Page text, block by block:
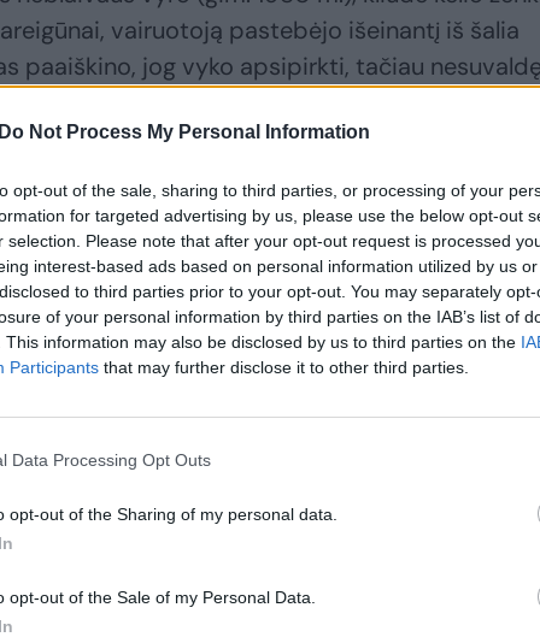
Do Not Process My Personal Information
opt-out of the sale, sharing to third parties, or processing of your
for targeted advertising by us, please use the below opt-out
selection. Please note that after your opt-out request is processed
interest-based ads based on personal information utilized by us
to third parties prior to your opt-out. You may separately
of your personal information by third parties on the IAB’s list of
This information may also be disclosed by us to third parties on the
Participants that may further disclose it to other third parties.
Data Processing Opt Outs
opt-out of the Sharing of my personal data.
opt-out of the Sale of my Personal Data.
vairuotoją pastebėjo išeinantį iš šalia
paaiškino, jog vyko apsipirkti, tačiau
Vairuotojas neneigė, jog yra išgėręs. Jam
– 2,93 prom.
pareigūnai ir toliau vykdė policines priemones,
ir kitiems KET pažeidimams išaiškinti. Jų
ir Kaišiadorių rajonuose patikrino daugiau
8 neblaivūs vairuotojai (girtumo laipsnis
prom.).